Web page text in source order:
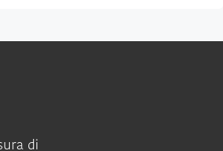
di